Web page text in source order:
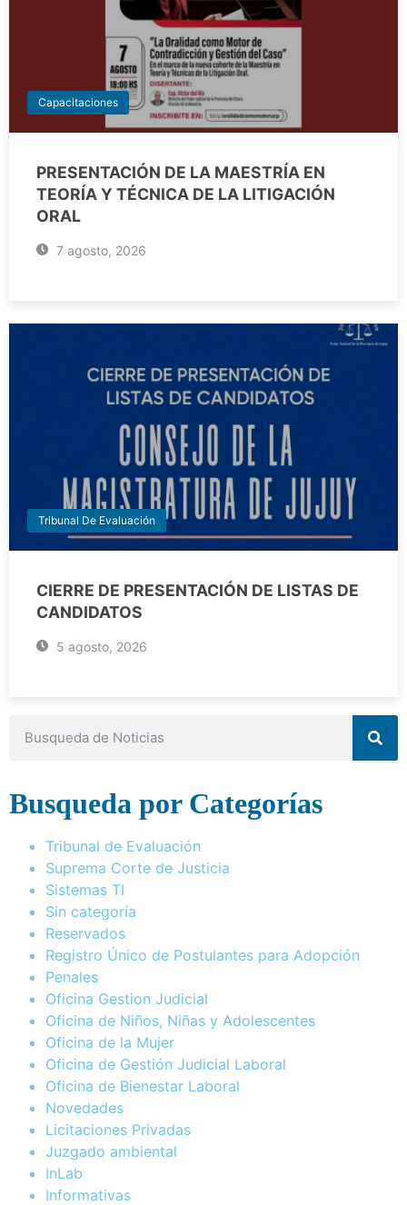
Capacitaciones
PRESENTACIÓN DE LA MAESTRÍA EN
TEORÍA Y TÉCNICA DE LA LITIGACIÓN
ORAL
7 agosto, 2026
Tribunal De Evaluación
CIERRE DE PRESENTACIÓN DE LISTAS DE
CANDIDATOS
5 agosto, 2026
Busqueda por Categorías
Tribunal de Evaluación
Suprema Corte de Justicia
Sistemas TI
Sin categoría
Reservados
Registro Único de Postulantes para Adopción
Penales
Oficina Gestion Judicial
Oficina de Niños, Niñas y Adolescentes
Oficina de la Mujer
Oficina de Gestión Judicial Laboral
Oficina de Bienestar Laboral
Novedades
Licitaciones Privadas
Juzgado ambiental
InLab
Informativas